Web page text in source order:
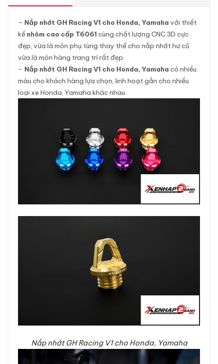
– Nắp nhớt GH Racing V1 cho Honda, Yamaha với thiết
kế nhôm cao cấp T6061 cùng chất lượng CNC 3D cực
đẹp, vừa là món phụ tùng thay thế cho nắp nhớt hư cũ
vừa là món hàng trang trí rất đẹp.
– Nắp nhớt GH Racing V1 cho Honda, Yamaha có nhiều
màu cho khách hàng lựa chọn, linh hoạt gắn cho nhiều
loại xe Honda, Yamaha khác nhau.
Nắp nhớt GH Racing V1 cho Honda, Yamaha